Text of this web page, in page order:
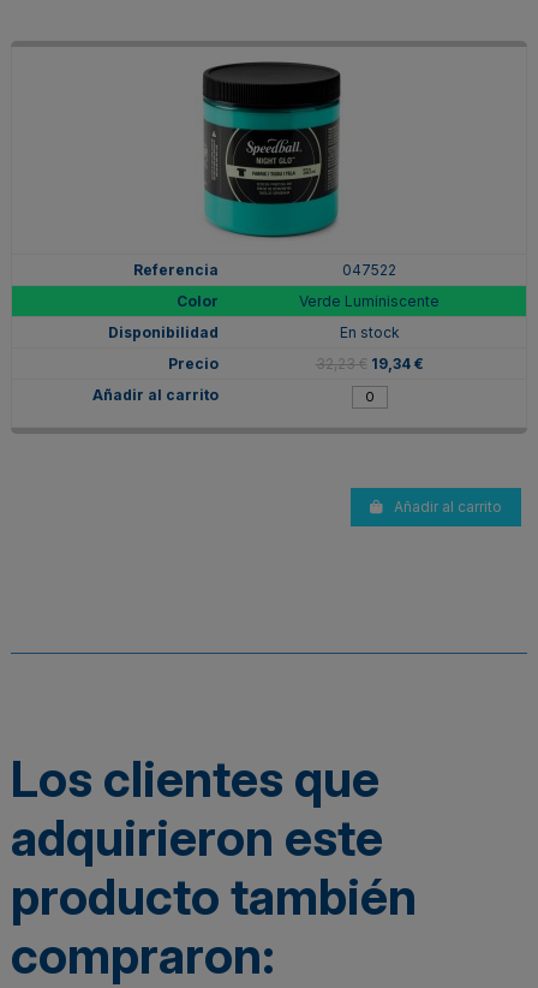
047522
Verde Luminiscente
En stock
32,23 € 19,34 €
Añadir al carrito
Los clientes que
adquirieron este
producto también
compraron: